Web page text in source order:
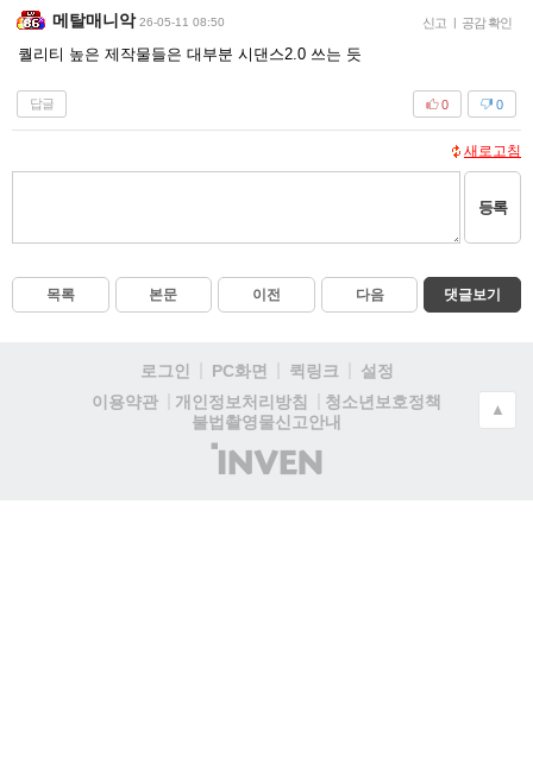
메탈매니악 26-05-11 08:50 신고 | 공감 확인
퀄리티 높은 제작물들은 대부분 시댄스2.0 쓰는 듯
답글 0
0
새로고침
등록
목록 본문 이전 다음 댓글보기
로그인 PC화면 퀵링크
설정
이용약관
개인정보처리방침
청소년보호정책
불법촬영물신고안내
(주)
인
▲